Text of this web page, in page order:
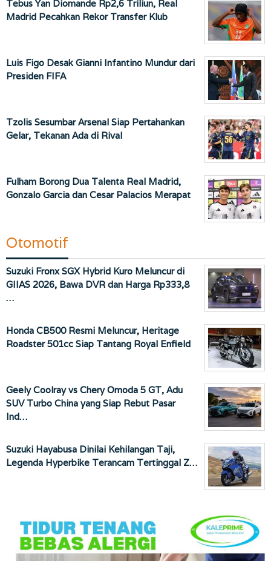
Tebus Yan Diomande Rp2,6 Triliun, Real
Madrid Pecahkan Rekor Transfer Klub
Luis Figo Desak Gianni Infantino Mundur dari
Presiden FIFA
Tzolis Sesumbar Arsenal Siap Pertahankan
Gelar, Tekanan Ada di Rival
Fulham Borong Dua Talenta Real Madrid,
Gonzalo Garcia dan Cesar Palacios Merapat
Otomotif
Suzuki Fronx SGX Hybrid Kuro Meluncur di
GIIAS 2026, Bawa DVR dan Harga Rp333,8
…
Honda CB500 Resmi Meluncur, Heritage
Roadster 501cc Siap Tantang Royal Enfield
Geely Coolray vs Chery Omoda 5 GT, Adu
SUV Turbo China yang Siap Rebut Pasar
Ind…
Suzuki Hayabusa Dinilai Kehilangan Taji,
Legenda Hyperbike Terancam Tertinggal Z…